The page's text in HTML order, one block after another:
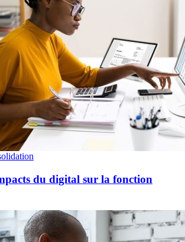
du digital sur la fonction